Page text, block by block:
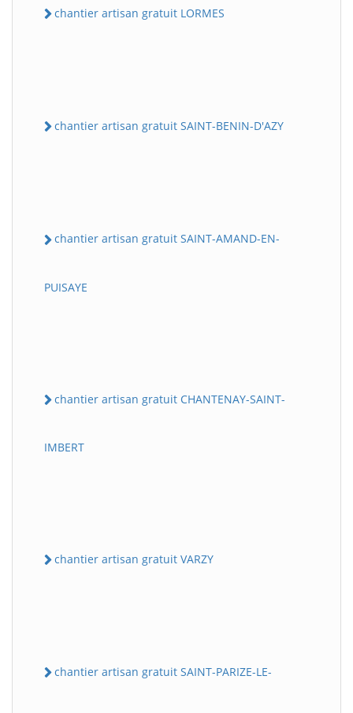
chantier artisan gratuit LORMES
chantier artisan gratuit SAINT-BENIN-D'AZY
chantier artisan gratuit SAINT-AMAND-EN-
PUISAYE
chantier artisan gratuit CHANTENAY-SAINT-
IMBERT
chantier artisan gratuit VARZY
chantier artisan gratuit SAINT-PARIZE-LE-